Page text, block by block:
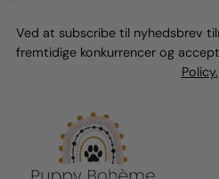
Ved at subscribe til nyhedsbrev
fremtidige konkurrencer og
Policy.